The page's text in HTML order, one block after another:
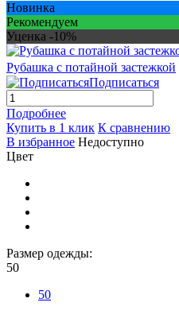
Новинка
Рекомендуем
Уценка -10%
Рубашка с потайной застежкой
Подписаться
Подробнее
Купить в 1 клик К сравнению
В избранное Недоступно
Цвет
Размер одежды:
50
50